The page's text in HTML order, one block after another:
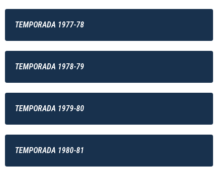
TEMPORADA 1977-78
TEMPORADA 1978-79
TEMPORADA 1979-80
TEMPORADA 1980-81